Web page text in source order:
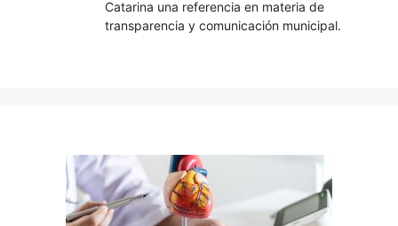
Catarina una referencia en materia de
transparencia y comunicación municipal.